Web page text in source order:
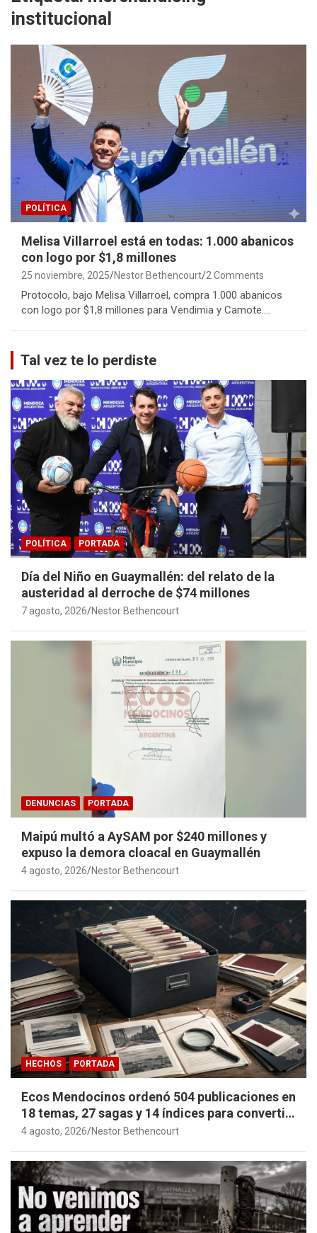
institucional
POLÍTICA
Melisa Villarroel está en todas: 1.000 abanicos
con logo por $1,8 millones
25 noviembre, 2025 Nestor Bethencourt 2 Comments
Protocolo, bajo Melisa Villarroel, compra 1.000 abanicos
con logo por $1,8 millones para Vendimia y Camote.…
Tal vez te lo perdiste
POLÍTICA PORTADA
Día del Niño en Guaymallén: del relato de la
austeridad al derroche de $74 millones
7 agosto, 2026 Nestor Bethencourt
DENUNCIAS PORTADA
Maipú multó a AySAM por $240 millones y
expuso la demora cloacal en Guaymallén
4 agosto, 2026 Nestor Bethencourt
HECHOS PORTADA
Ecos Mendocinos ordenó 504 publicaciones en
18 temas, 27 sagas y 14 índices para convertir
años de investigación en memoria pública
4 agosto, 2026 Nestor Bethencourt